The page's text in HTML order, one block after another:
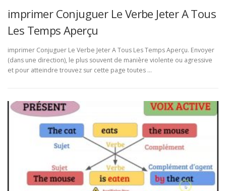
imprimer Conjuguer Le Verbe Jeter A Tous
Les Temps Aperçu
imprimer Conjuguer Le Verbe Jeter A Tous Les Temps Aperçu. Envoyer
(dans une direction), le plus souvent de manière violente ou agressive
et pour atteindre trouvez sur cette page toutes …